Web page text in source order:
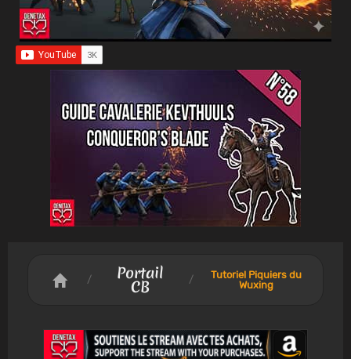
/ Portail
CB /
Tutoriel Piquiers du
Wuxing